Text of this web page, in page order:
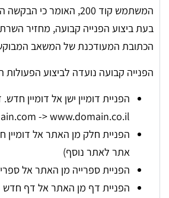
המשתמש קוד 200, האומר
הכתובת המעודכנת של המשאב
הפנייה קבועה נועדה לביצוע הפעולות
הפניית דומיין ישן אל דומיין
-> www.domain.co.il
הפניית חלק מן האתר אל דומיין
אתר לאתר נוסף)
הפניית ספרייה מן האתר אל
הפניית דף מן האתר אל דף חדש